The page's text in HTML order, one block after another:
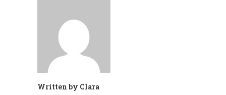
Written by Clara